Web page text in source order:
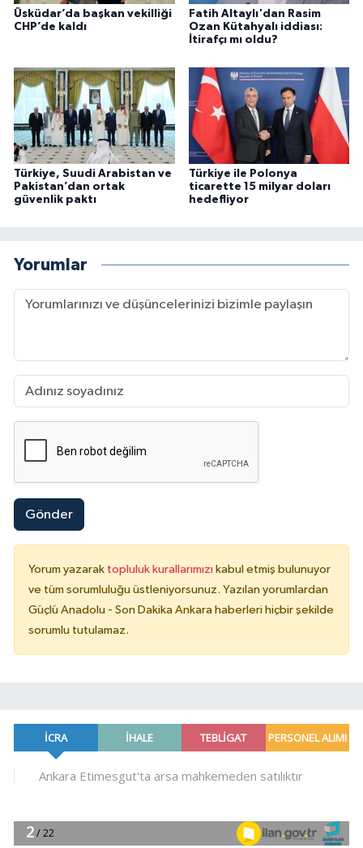
Üsküdar’da başkan vekilliği
CHP’de kaldı
Fatih Altaylı'dan Rasim
Ozan Kütahyalı iddiası:
İtirafçı mı oldu?
Türkiye, Suudi Arabistan ve
Pakistan’dan ortak
güvenlik paktı
Türkiye ile Polonya
ticarette 15 milyar doları
hedefliyor
Yorumlar
Gönder
Yorum yazarak topluluk kurallarımızı kabul etmiş bulunuyor
ve tüm sorumluluğu üstleniyorsunuz. Yazılan yorumlardan
Güçlü Anadolu - Son Dakika Ankara haberleri hiçbir şekilde
sorumlu tutulamaz.